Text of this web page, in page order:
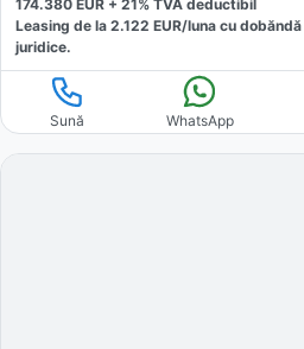
174.380 EUR + 21 % TVA deductibil
Leasing de la 2.122 EUR/luna cu dobăndă
juridice.
Sună WhatsApp